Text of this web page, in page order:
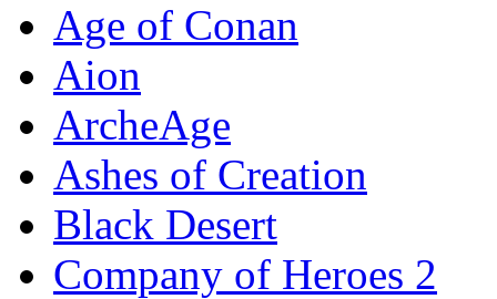
Age of Conan
Aion
ArcheAge
Ashes of Creation
Black Desert
Company of Heroes 2